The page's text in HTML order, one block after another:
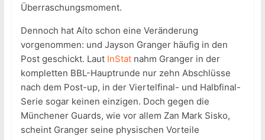
Überraschungsmoment.
Dennoch hat Aíto schon eine Veränderung
vorgenommen: und Jayson Granger häufig in den
Post geschickt. Laut InStatnahm Granger in der
kompletten BBL-Hauptrunde nur zehn Abschlüsse
nach dem Post-up, in der Viertelfinal- und Halbfinal-
Serie sogar keinen einzigen. Doch gegen die
Münchener Guards, wie vor allem Zan Mark Sisko,
scheint Granger seine physischen Vorteile